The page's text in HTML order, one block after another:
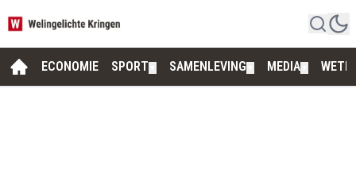
ECONOMIE SPORT SAMENLEVING MEDIA